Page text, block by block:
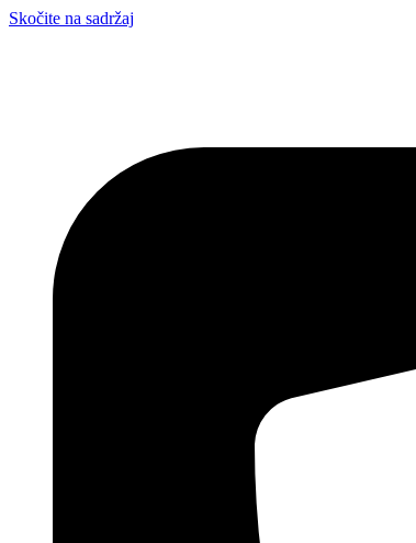
Skočite na sadržaj